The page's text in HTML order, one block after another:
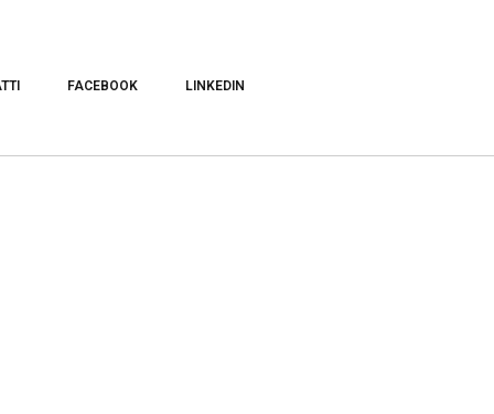
FACEBOOK LINKEDIN